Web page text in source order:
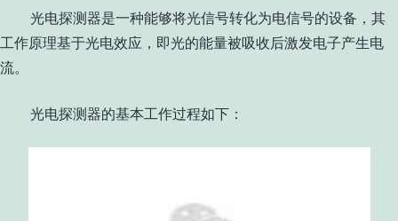
光电探测器是一种能够将光信号转化为电信号的设备，其
工作原理基于光电效应，即光的能量被吸收后激发电子产生电
流。
光电探测器的基本工作过程如下：